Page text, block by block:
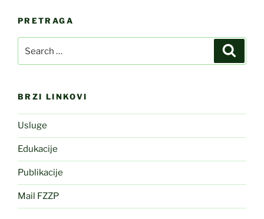
PRETRAGA
for:
BRZI LINKOVI
Usluge
Edukacije
Publikacije
Mail FZZP